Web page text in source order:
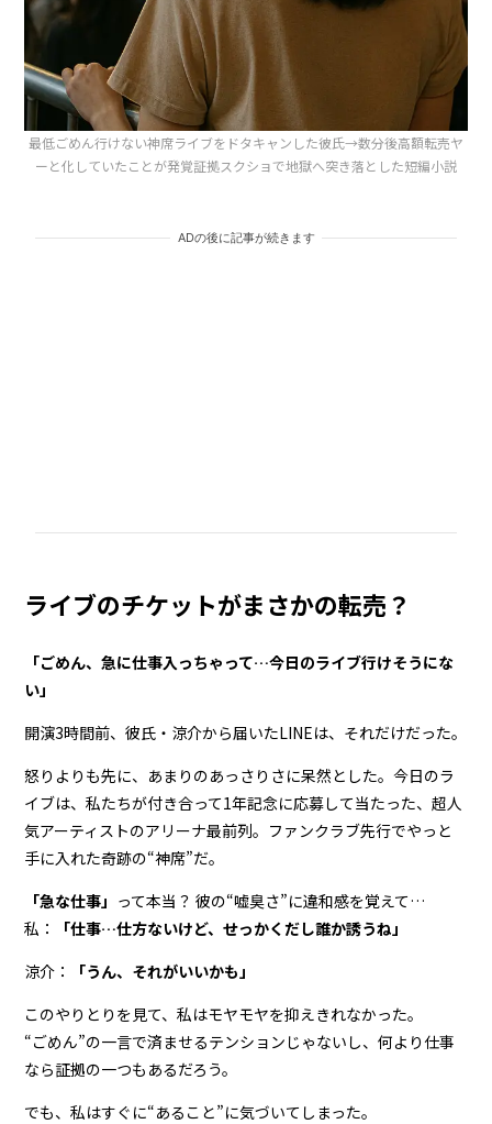
最低ごめん行けない神席ライブをドタキャンした彼氏→数分後高額転売ヤ
ーと化していたことが発覚証拠スクショで地獄へ突き落とした短編小説
ADの後に記事が続きます
ライブのチケットがまさかの転売？
「ごめん、急に仕事入っちゃって…今日のライブ行けそうにな
い」
開演3時間前、彼氏・涼介から届いたLINEは、それだけだった。
怒りよりも先に、あまりのあっさりさに呆然とした。今日のラ
イブは、私たちが付き合って1年記念に応募して当たった、超人
気アーティストのアリーナ最前列。ファンクラブ先行でやっと
手に入れた奇跡の“神席”だ。
「急な仕事」 って本当？ 彼の“嘘臭さ”に違和感を覚えて…
私：
「仕事…仕方ないけど、せっかくだし誰か誘うね」
涼介：
「うん、それがいいかも」
このやりとりを見て、私はモヤモヤを抑えきれなかった。
“ごめん”の一言で済ませるテンションじゃないし、何より仕事
なら証拠の一つもあるだろう。
でも、私はすぐに“あること”に気づいてしまった。